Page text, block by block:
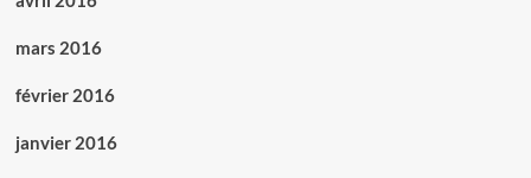
mars 2016
février 2016
janvier 2016